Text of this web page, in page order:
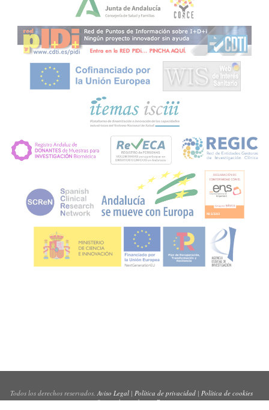
Todos los derechos reservados.Aviso Legal| Política de privacidad| Política de cookies
Sitio web creado porPynso